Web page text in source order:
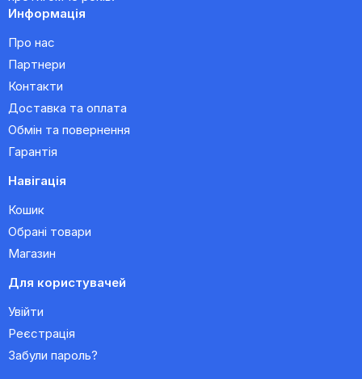
Информація
Про нас
Партнери
Контакти
Доставка та оплата
Обмін та повернення
Гарантія
Навігація
Кошик
Обрані товари
Магазин
Для користувачей
Увійти
Реєстрація
Забули пароль?